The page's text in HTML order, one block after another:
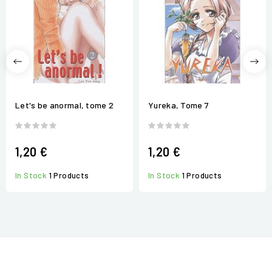
Let's be anormal, tome 2
1,20 €
In Stock 1 Products
Yureka, Tome 7
1,20 €
In Stock 1 Products